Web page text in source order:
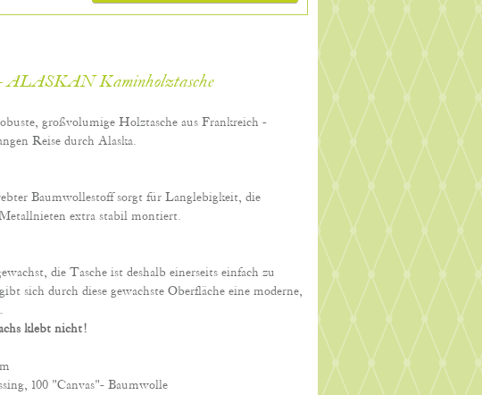
ALASKAN Kaminholztasche
großvolumige Holztasche aus Frankreich -
Reise durch Alaska.
Baumwollestoff sorgt für Langlebigkeit, die
extra stabil montiert.
die Tasche ist deshalb einerseits einfach zu
sich durch diese gewachste Oberfläche eine moderne,
klebt nicht!
100 "Canvas"- Baumwolle